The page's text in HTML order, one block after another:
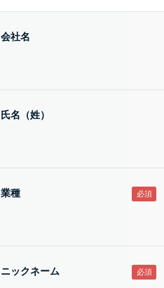
会社名
氏名（姓）
業種
ニックネーム